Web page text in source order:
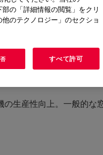
生産性向上。一般的な
の「詳細情報の閲覧」をクリ
のテクノロジー」のセクショ
すべて許可